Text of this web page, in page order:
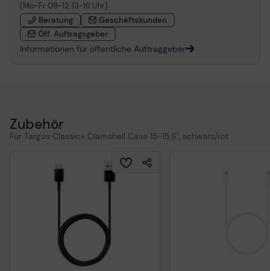
(Mo-Fr 09-12, 13-16 Uhr)
Beratung
Geschäftskunden
Öff. Auftragsgeber
Informationen für öffentliche Auftraggeber
Zubehör
Für Targus Classic+ Clamshell Case 15-15,6", schwarz/rot